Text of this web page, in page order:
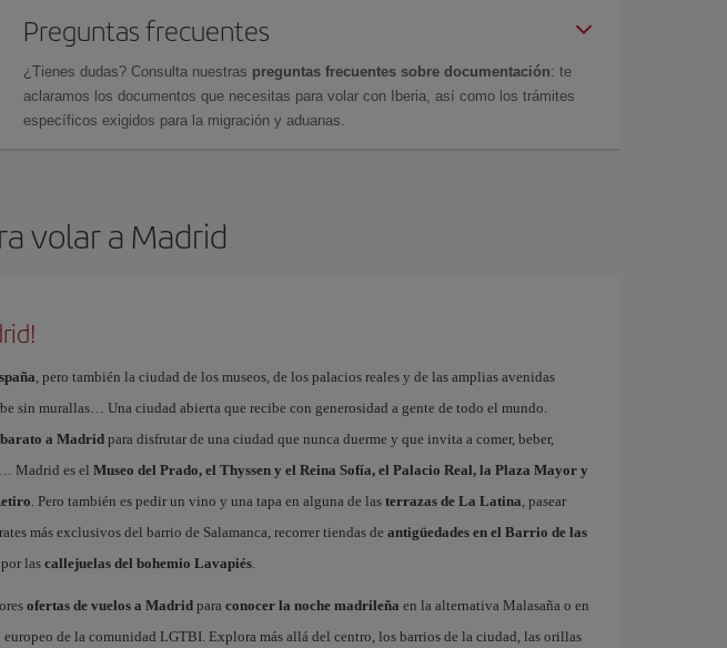
Preguntas frecuentes
¿Tienes dudas? Consulta nuestras preguntas frecuentes sobre documentación: te
aclaramos los documentos que necesitas para volar con Iberia, así como los trámites
específicos exigidos para la migración y aduanas.
volar a Madrid
, pero también la ciudad de los museos, de los palacios reales y de las amplias avenidas
sin murallas… Una ciudad abierta que recibe con generosidad a gente de todo el mundo.
a Madridpara disfrutar de una ciudad que nunca duerme y que invita a comer, beber,
Madrid es el Museo del Prado, el Thyssen y el Reina Sofía, el Palacio Real, la Plaza Mayor y
. Pero también es pedir un vino y una tapa en alguna de las terrazas de La Latina, pasear
más exclusivos del barrio de Salamanca, recorrer tiendas de antigüedades en el Barrio de las
las callejuelas del bohemio Lavapiés.
ofertas de vuelos a Madridpara conocer la noche madrileña en la alternativa Malasaña o en
europeo de la comunidad LGTBI. Explora más allá del centro, los barrios de la ciudad, las orillas